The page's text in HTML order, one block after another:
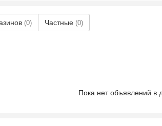
(0) Частные (0)
Пока нет объявлений в